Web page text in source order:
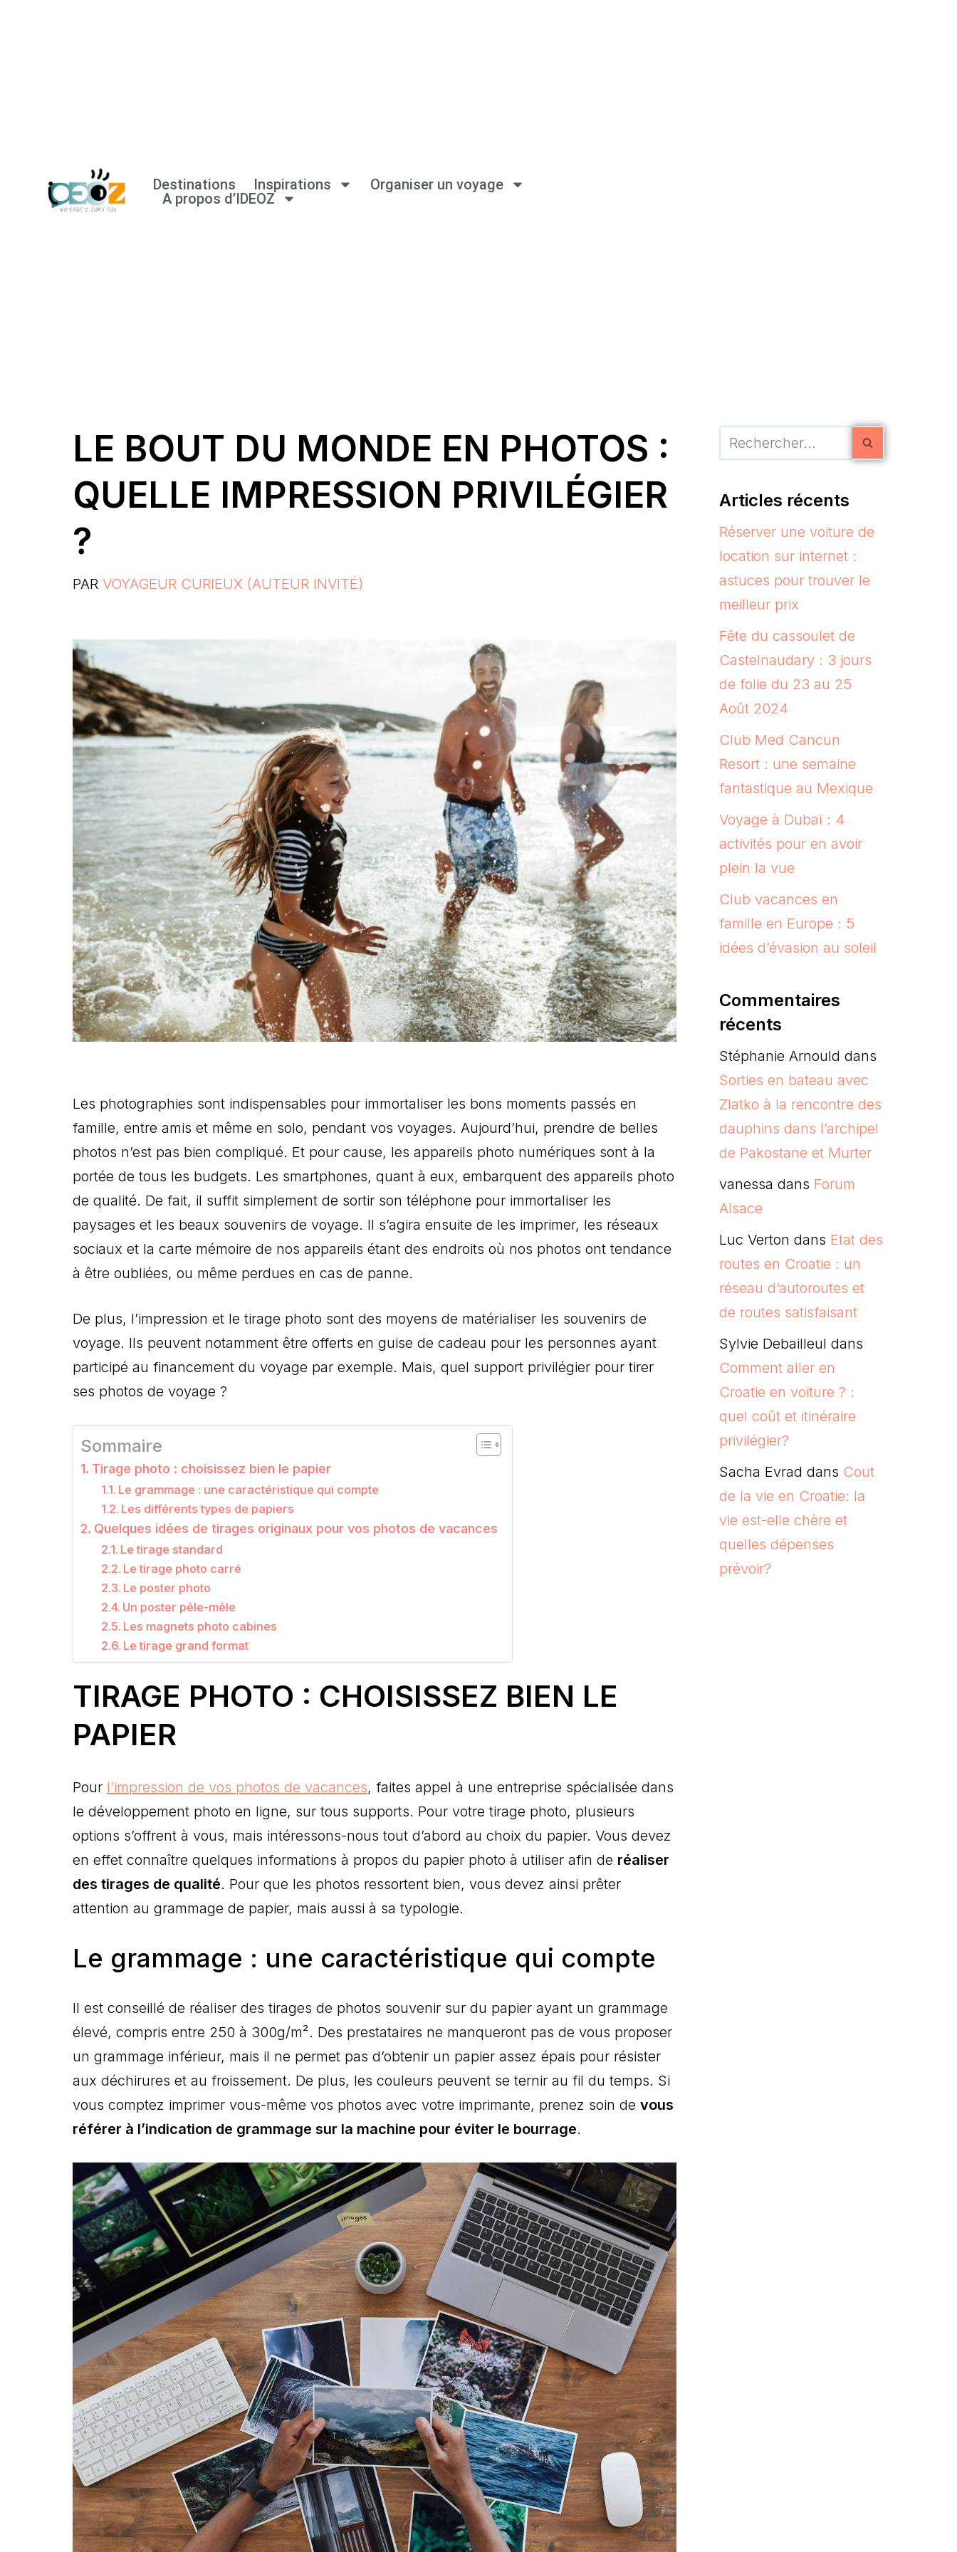
Destinations Inspirations
Organiser un voyage
A propos d’IDEOZ
LE BOUT DU MONDE EN PHOTOS :
QUELLE IMPRESSION PRIVILÉGIER
?
PAR VOYAGEUR CURIEUX (AUTEUR INVITÉ)
Les photographies sont indispensables pour immortaliser les bons moments passés en
famille, entre amis et même en solo, pendant vos voyages. Aujourd’hui, prendre de belles
photos n’est pas bien compliqué. Et pour cause, les appareils photo numériques sont à la
portée de tous les budgets. Les smartphones, quant à eux, embarquent des appareils photo
de qualité. De fait, il suffit simplement de sortir son téléphone pour immortaliser les
paysages et les beaux souvenirs de voyage. Il s’agira ensuite de les imprimer, les réseaux
sociaux et la carte mémoire de nos appareils étant des endroits où nos photos ont tendance
à être oubliées, ou même perdues en cas de panne.
De plus, l’impression et le tirage photo sont des moyens de matérialiser les souvenirs de
voyage. Ils peuvent notamment être offerts en guise de cadeau pour les personnes ayant
participé au financement du voyage par exemple. Mais, quel support privilégier pour tirer
ses photos de voyage ?
Sommaire
Tirage photo : choisissez bien le papier
Le grammage : une caractéristique qui compte
Les différents types de papiers
Quelques idées de tirages originaux pour vos photos de vacances
Le tirage standard
Le tirage photo carré
Le poster photo
Un poster pêle-mêle
Les magnets photo cabines
Le tirage grand format
TIRAGE PHOTO : CHOISISSEZ BIEN LE
PAPIER
Pour l’impression de vos photos de vacances, faites appel à une entreprise spécialisée dans
le développement photo en ligne, sur tous supports. Pour votre tirage photo, plusieurs
options s’offrent à vous, mais intéressons-nous tout d’abord au choix du papier. Vous devez
en effet connaître quelques informations à propos du papier photo à utiliser afin de réaliser
des tirages de qualité. Pour que les photos ressortent bien, vous devez ainsi prêter
attention au grammage de papier, mais aussi à sa typologie.
Le grammage : une caractéristique qui compte
Il est conseillé de réaliser des tirages de photos souvenir sur du papier ayant un grammage
élevé, compris entre 250 à 300g/m². Des prestataires ne manqueront pas de vous proposer
un grammage inférieur, mais il ne permet pas d’obtenir un papier assez épais pour résister
aux déchirures et au froissement. De plus, les couleurs peuvent se ternir au fil du temps. Si
vous comptez imprimer vous-même vos photos avec votre imprimante, prenez soin de vous
référer à l’indication de grammage sur la machine pour éviter le bourrage.
Articles récents
Réserver une voiture de
location sur internet :
astuces pour trouver le
meilleur prix
Fête du cassoulet de
Castelnaudary : 3 jours
de folie du 23 au 25
Août 2024
Club Med Cancun
Resort : une semaine
fantastique au Mexique
Voyage à Dubaï : 4
activités pour en avoir
plein la vue
Club vacances en
famille en Europe : 5
idées d’évasion au soleil
Commentaires
récents
Stéphanie Arnould dans
Sorties en bateau avec
Zlatko à la rencontre des
dauphins dans l’archipel
de Pakostane et Murter
vanessa dans Forum
Alsace
Luc Verton dans Etat des
routes en Croatie : un
réseau d’autoroutes et
de routes satisfaisant
Sylvie Debailleul dans
Comment aller en
Croatie en voiture ? :
quel coût et itinéraire
privilégier?
Sacha Evrad dans Cout
de la vie en Croatie: la
vie est-elle chère et
quelles dépenses
prévoir?